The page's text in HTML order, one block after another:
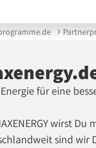
für eine
wirst
sind wir